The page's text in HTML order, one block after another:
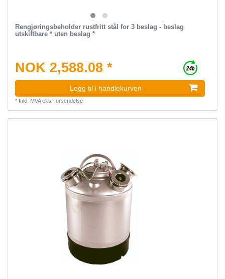
Rengjøringsbeholder rustfritt stål for 3 beslag - beslag
utskiftbare * uten beslag *
NOK 2,588.08 *
Legg til i handlekurven
* Inkl. MVAeks. forsendelse